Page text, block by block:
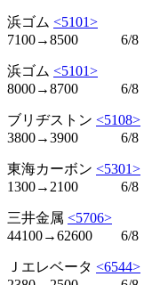
浜ゴム <5101>
7100→8500 6/8
浜ゴム <5101>
8000→8700 6/8
ブリヂストン <5108>
3800→3900 6/8
東海カーボン <5301>
1300→2100 6/8
三井金属 <5706>
44100→62600 6/8
Ｊエレベータ <6544>